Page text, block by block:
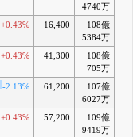
4740万
+0.43% 16,400
108億
5384万
+0.43% 41,300
108億
705万
-2.13% 61,200
107億
6027万
+0.43% 57,200
109億
9419万